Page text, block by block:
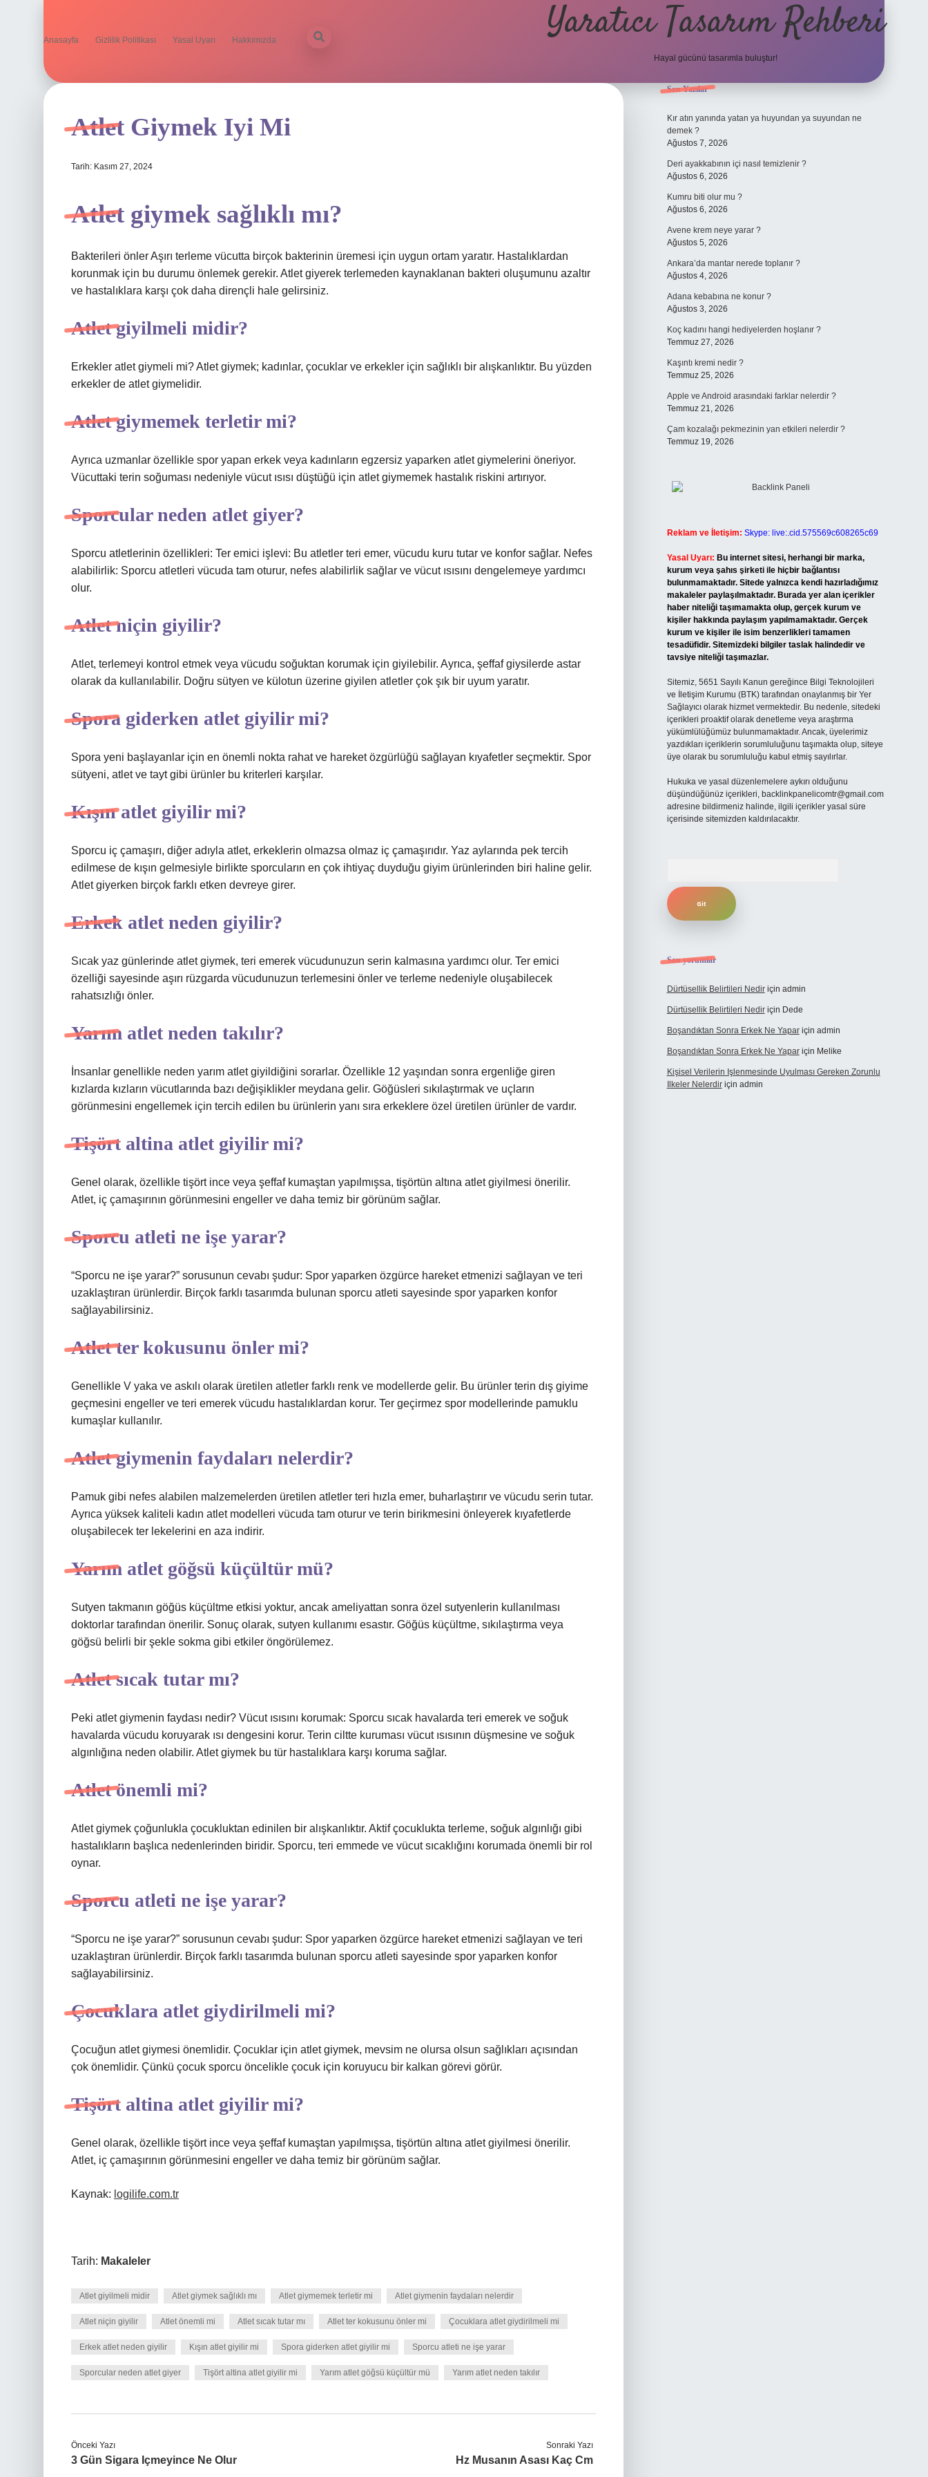
Anasayfa Gizlilik Politikası Yasal Uyarı Hakkımızda Yaratıcı Tasarım Rehberi
Hayal gücünü tasarımla buluştur!
Atlet Giymek Iyi Mi
Tarih: Kasım 27, 2024
Atlet giymek sağlıklı mı?
Bakterileri önler Aşırı terleme vücutta birçok bakterinin üremesi için uygun ortam yaratır. Hastalıklardan
korunmak için bu durumu önlemek gerekir. Atlet giyerek terlemeden kaynaklanan bakteri oluşumunu azaltır
ve hastalıklara karşı çok daha dirençli hale gelirsiniz.
Atlet giyilmeli midir?
Erkekler atlet giymeli mi? Atlet giymek; kadınlar, çocuklar ve erkekler için sağlıklı bir alışkanlıktır. Bu yüzden
erkekler de atlet giymelidir.
Atlet giymemek terletir mi?
Ayrıca uzmanlar özellikle spor yapan erkek veya kadınların egzersiz yaparken atlet giymelerini öneriyor.
Vücuttaki terin soğuması nedeniyle vücut ısısı düştüğü için atlet giymemek hastalık riskini artırıyor.
Sporcular neden atlet giyer?
Sporcu atletlerinin özellikleri: Ter emici işlevi: Bu atletler teri emer, vücudu kuru tutar ve konfor sağlar. Nefes
alabilirlik: Sporcu atletleri vücuda tam oturur, nefes alabilirlik sağlar ve vücut ısısını dengelemeye yardımcı
olur.
Atlet niçin giyilir?
Atlet, terlemeyi kontrol etmek veya vücudu soğuktan korumak için giyilebilir. Ayrıca, şeffaf giysilerde astar
olarak da kullanılabilir. Doğru sütyen ve külotun üzerine giyilen atletler çok şık bir uyum yaratır.
Spora giderken atlet giyilir mi?
Spora yeni başlayanlar için en önemli nokta rahat ve hareket özgürlüğü sağlayan kıyafetler seçmektir. Spor
sütyeni, atlet ve tayt gibi ürünler bu kriterleri karşılar.
Kışın atlet giyilir mi?
Sporcu iç çamaşırı, diğer adıyla atlet, erkeklerin olmazsa olmaz iç çamaşırıdır. Yaz aylarında pek tercih
edilmese de kışın gelmesiyle birlikte sporcuların en çok ihtiyaç duyduğu giyim ürünlerinden biri haline gelir.
Atlet giyerken birçok farklı etken devreye girer.
Erkek atlet neden giyilir?
Sıcak yaz günlerinde atlet giymek, teri emerek vücudunuzun serin kalmasına yardımcı olur. Ter emici
özelliği sayesinde aşırı rüzgarda vücudunuzun terlemesini önler ve terleme nedeniyle oluşabilecek
rahatsızlığı önler.
Yarım atlet neden takılır?
İnsanlar genellikle neden yarım atlet giyildiğini sorarlar. Özellikle 12 yaşından sonra ergenliğe giren
kızlarda kızların vücutlarında bazı değişiklikler meydana gelir. Göğüsleri sıkılaştırmak ve uçların
görünmesini engellemek için tercih edilen bu ürünlerin yanı sıra erkeklere özel üretilen ürünler de vardır.
Tişört altina atlet giyilir mi?
Genel olarak, özellikle tişört ince veya şeffaf kumaştan yapılmışsa, tişörtün altına atlet giyilmesi önerilir.
Atlet, iç çamaşırının görünmesini engeller ve daha temiz bir görünüm sağlar.
Sporcu atleti ne işe yarar?
“Sporcu ne işe yarar?” sorusunun cevabı şudur: Spor yaparken özgürce hareket etmenizi sağlayan ve teri
uzaklaştıran ürünlerdir. Birçok farklı tasarımda bulunan sporcu atleti sayesinde spor yaparken konfor
sağlayabilirsiniz.
Atlet ter kokusunu önler mi?
Genellikle V yaka ve askılı olarak üretilen atletler farklı renk ve modellerde gelir. Bu ürünler terin dış giyime
geçmesini engeller ve teri emerek vücudu hastalıklardan korur. Ter geçirmez spor modellerinde pamuklu
kumaşlar kullanılır.
Atlet giymenin faydaları nelerdir?
Pamuk gibi nefes alabilen malzemelerden üretilen atletler teri hızla emer, buharlaştırır ve vücudu serin tutar.
Ayrıca yüksek kaliteli kadın atlet modelleri vücuda tam oturur ve terin birikmesini önleyerek kıyafetlerde
oluşabilecek ter lekelerini en aza indirir.
Yarım atlet göğsü küçültür mü?
Sutyen takmanın göğüs küçültme etkisi yoktur, ancak ameliyattan sonra özel sutyenlerin kullanılması
doktorlar tarafından önerilir. Sonuç olarak, sutyen kullanımı esastır. Göğüs küçültme, sıkılaştırma veya
göğsü belirli bir şekle sokma gibi etkiler öngörülemez.
Atlet sıcak tutar mı?
Peki atlet giymenin faydası nedir? Vücut ısısını korumak: Sporcu sıcak havalarda teri emerek ve soğuk
havalarda vücudu koruyarak ısı dengesini korur. Terin ciltte kuruması vücut ısısının düşmesine ve soğuk
algınlığına neden olabilir. Atlet giymek bu tür hastalıklara karşı koruma sağlar.
Atlet önemli mi?
Atlet giymek çoğunlukla çocukluktan edinilen bir alışkanlıktır. Aktif çocuklukta terleme, soğuk algınlığı gibi
hastalıkların başlıca nedenlerinden biridir. Sporcu, teri emmede ve vücut sıcaklığını korumada önemli bir rol
oynar.
Sporcu atleti ne işe yarar?
“Sporcu ne işe yarar?” sorusunun cevabı şudur: Spor yaparken özgürce hareket etmenizi sağlayan ve teri
uzaklaştıran ürünlerdir. Birçok farklı tasarımda bulunan sporcu atleti sayesinde spor yaparken konfor
sağlayabilirsiniz.
Çocuklara atlet giydirilmeli mi?
Çocuğun atlet giymesi önemlidir. Çocuklar için atlet giymek, mevsim ne olursa olsun sağlıkları açısından
çok önemlidir. Çünkü çocuk sporcu öncelikle çocuk için koruyucu bir kalkan görevi görür.
Tişört altina atlet giyilir mi?
Genel olarak, özellikle tişört ince veya şeffaf kumaştan yapılmışsa, tişörtün altına atlet giyilmesi önerilir.
Atlet, iç çamaşırının görünmesini engeller ve daha temiz bir görünüm sağlar.
Kaynak: logilife.com.tr
Tarih: Makaleler
Atlet giyilmeli midir Atlet giymek sağlıklı mı Atlet giymemek terletir mi Atlet giymenin faydaları nelerdir
Atlet niçin giyilir Atlet önemli mi Atlet sıcak tutar mı Atlet ter kokusunu önler mi Çocuklara atlet giydirilmeli mi
Erkek atlet neden giyilir Kışın atlet giyilir mi Spora giderken atlet giyilir mi Sporcu atleti ne işe yarar
Sporcular neden atlet giyer Tişört altina atlet giyilir mi Yarım atlet göğsü küçültür mü Yarım atlet neden takılır
Önceki Yazı
3 Gün Sigara Içmeyince Ne Olur
Sonraki Yazı
Hz Musanın Asası Kaç Cm
Sidebar
Son Yazılar
Kır atın yanında yatan ya huyundan ya suyundan ne
demek ?
Ağustos 7, 2026
Deri ayakkabının içi nasıl temizlenir ?
Ağustos 6, 2026
Kumru biti olur mu ?
Ağustos 6, 2026
Avene krem neye yarar ?
Ağustos 5, 2026
Ankara’da mantar nerede toplanır ?
Ağustos 4, 2026
Adana kebabına ne konur ?
Ağustos 3, 2026
Koç kadını hangi hediyelerden hoşlanır ?
Temmuz 27, 2026
Kaşıntı kremi nedir ?
Temmuz 25, 2026
Apple ve Android arasındaki farklar nelerdir ?
Temmuz 21, 2026
Çam kozalağı pekmezinin yan etkileri nelerdir ?
Temmuz 19, 2026
Reklam ve İletişim: Skype: live:.cid.575569c608265c69
Yasal Uyarı: Bu internet sitesi, herhangi bir marka,
kurum veya şahıs şirketi ile hiçbir bağlantısı
bulunmamaktadır. Sitede yalnızca kendi hazırladığımız
makaleler paylaşılmaktadır. Burada yer alan içerikler
haber niteliği taşımamakta olup, gerçek kurum ve
kişiler hakkında paylaşım yapılmamaktadır. Gerçek
kurum ve kişiler ile isim benzerlikleri tamamen
tesadüfidir. Sitemizdeki bilgiler taslak halindedir ve
tavsiye niteliği taşımazlar.
Sitemiz, 5651 Sayılı Kanun gereğince Bilgi Teknolojileri
ve İletişim Kurumu (BTK) tarafından onaylanmış bir Yer
Sağlayıcı olarak hizmet vermektedir. Bu nedenle, sitedeki
içerikleri proaktif olarak denetleme veya araştırma
yükümlülüğümüz bulunmamaktadır. Ancak, üyelerimiz
yazdıkları içeriklerin sorumluluğunu taşımakta olup, siteye
üye olarak bu sorumluluğu kabul etmiş sayılırlar.
Hukuka ve yasal düzenlemelere aykırı olduğunu
düşündüğünüz içerikleri, backlinkpanelicomtr@gmail.com
adresine bildirmeniz halinde, ilgili içerikler yasal süre
içerisinde sitemizden kaldırılacaktır.
Son yorumlar
Dürtüsellik Belirtileri Nediriçin admin
Dürtüsellik Belirtileri Nediriçin Dede
Boşandıktan Sonra Erkek Ne Yapariçin admin
Boşandıktan Sonra Erkek Ne Yapariçin Melike
Kişisel Verilerin Işlenmesinde Uyulması Gereken Zorunlu
Ilkeler Nelerdiriçin admin